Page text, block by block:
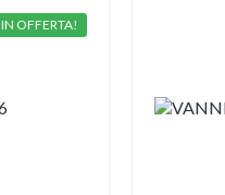
IN OFFERTA!